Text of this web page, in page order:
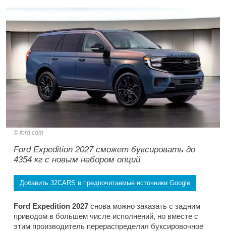
ford.com
Ford Expedition 2027 сможет буксировать до
4354 кг с новым набором опций
Добавить 32CARS в предпочитаемые источники Google
Ford Expedition 2027 снова можно заказать с задним
приводом в большем числе исполнений, но вместе с
этим производитель перераспределил буксировочное